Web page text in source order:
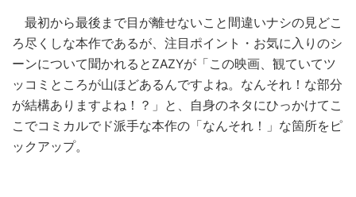
最初から最後まで目が離せないこと間違いナシの見どこ
ろ尽くしな本作であるが、注目ポイント・お気に入りのシ
ーンについて聞かれるとZAZYが「この映画、観ていてツ
ッコミところが山ほどあるんですよね。なんそれ！な部分
が結構ありますよね！？」と、自身のネタにひっかけてこ
こでコミカルでド派手な本作の「なんそれ！」な箇所をピ
ックアップ。